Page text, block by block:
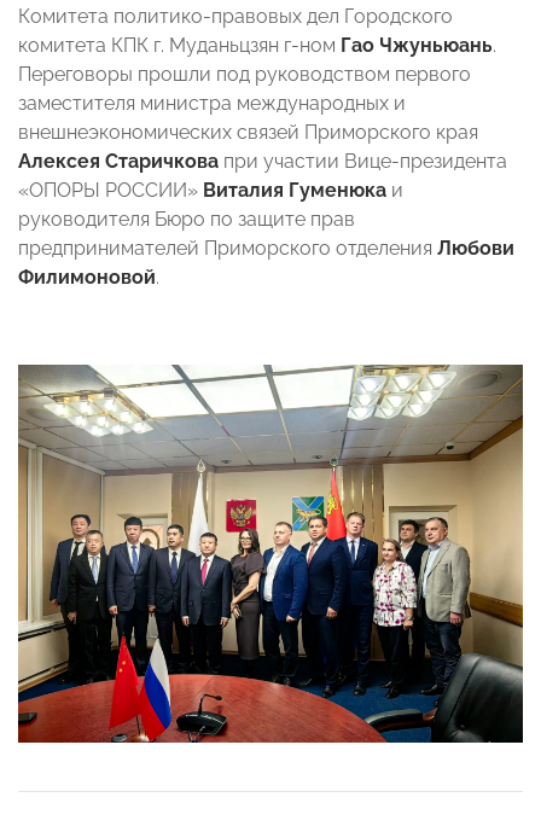
Комитета политико-правовых дел Городского
комитета КПК г. Муданьцзян г-ном Гао Чжуньюань.
Переговоры прошли под руководством первого
заместителя министра международных и
внешнеэкономических связей Приморского края
Алексея Старичкова при участии Вице-президента
«ОПОРЫ РОССИИ» Виталия Гуменюка и
руководителя Бюро по защите прав
предпринимателей Приморского отделения Любови
Филимоновой.